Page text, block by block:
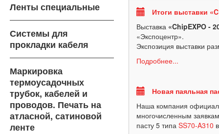
Ленты специальные
Системы для
прокладки кабеля
Маркировка
термоусадочных
трубок, кабелей и
проводов. Печать на
атласной, сатиновой
ленте
Итоги выставки
Выставка «ChipEXPO -
«Экспоцентр».
Экспозиция выставки
Подробнее...
Новая паяльная
Наша компания
многочисленным
пасту 5 типа SS70-A310